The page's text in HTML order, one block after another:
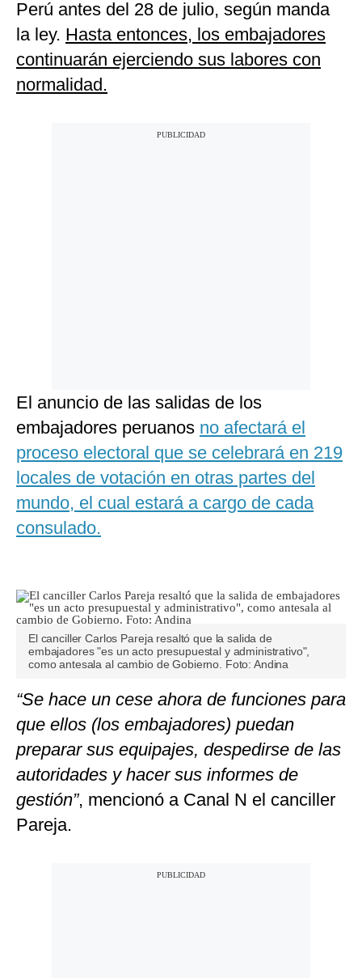
Perú antes del 28 de julio, según manda
la ley. Hasta entonces, los embajadores
continuarán ejerciendo sus labores con
normalidad.
El anuncio de las salidas de los
embajadores peruanos no afectará el
proceso electoral que se celebrará en 219
locales de votación en otras partes del
mundo, el cual estará a cargo de cada
consulado.
El canciller Carlos Pareja resaltó que la salida de
embajadores "es un acto presupuestal y administrativo",
como antesala al cambio de Gobierno. Foto: Andina
“Se hace un cese ahora de funciones para
que ellos (los embajadores) puedan
preparar sus equipajes, despedirse de las
autoridades y hacer sus informes de
gestión”, mencionó a Canal N el canciller
Pareja.